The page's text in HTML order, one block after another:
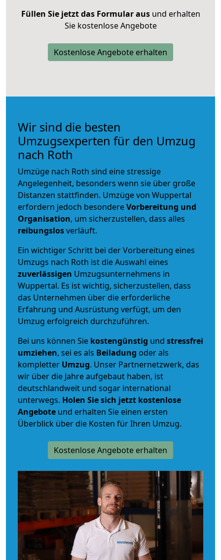
Füllen Sie jetzt das Formular ausund erhalten
Sie kostenlose Angebote
Kostenlose Angebote erhalten
Wir sind die besten
Umzugsexperten für den Umzug
nach Roth
Umzüge nach Roth sind eine stressige
Angelegenheit, besonders wenn sie über große
Distanzen stattfinden. Umzüge von Wuppertal
erfordern jedoch besondereVorbereitung und
Organisation, um sicherzustellen, dass alles
reibungslosverläuft.
Ein wichtiger Schritt bei der Vorbereitung eines
Umzugs nach Roth ist die Auswahl eines
zuverlässigen Umzugsunternehmens in
Wuppertal. Es ist wichtig, sicherzustellen, dass
das Unternehmen über die erforderliche
Erfahrung und Ausrüstung verfügt, um den
Umzug erfolgreich durchzuführen.
Bei uns können Sie kostengünstig und stressfrei
umziehen, sei es als Beiladung oder als
kompletter Umzug. Unser Partnernetzwerk, das
wir über die Jahre aufgebaut haben, ist
deutschlandweit und sogar international
unterwegs. Holen Sie sich jetzt kostenlose
Angebote und erhalten Sie einen ersten
Überblick über die Kosten für Ihren Umzug.
Kostenlose Angebote erhalten